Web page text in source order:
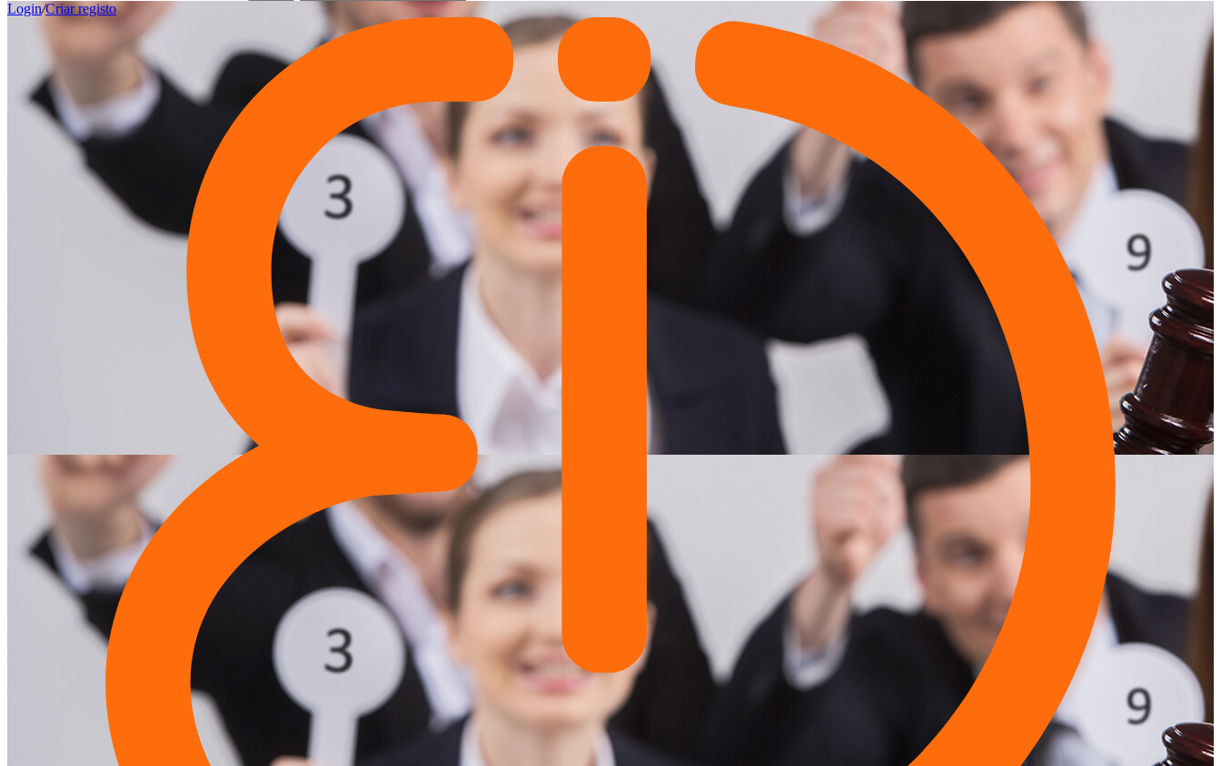
Login/Criar registo